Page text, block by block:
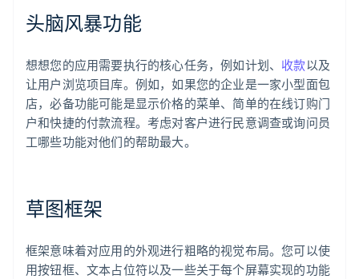
头脑风暴功能
想想您的应用需要执行的核心任务，例如计划、 收款以及
让用户浏览项目库。例如，如果您的企业是一家小型面包
店，必备功能可能是显示价格的菜单、简单的在线订购门
户和快捷的付款流程。考虑对客户进行民意调查或询问员
工哪些功能对他们的帮助最大。
草图框架
框架意味着对应用的外观进行粗略的视觉布局。您可以使
用按钮框、文本占位符以及一些关于每个屏幕实现的功能